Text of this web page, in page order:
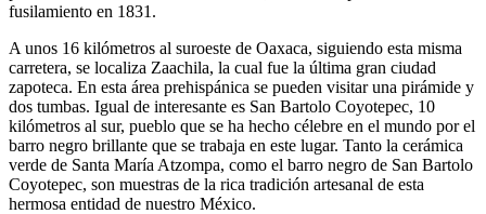
fusilamiento en 1831.
A unos 16 kilómetros al suroeste de Oaxaca, siguiendo esta misma
carretera, se localiza Zaachila, la cual fue la última gran ciudad
zapoteca. En esta área prehispánica se pueden visitar una pirámide y
dos tumbas. Igual de interesante es San Bartolo Coyotepec, 10
kilómetros al sur, pueblo que se ha hecho célebre en el mundo por el
barro negro brillante que se trabaja en este lugar. Tanto la cerámica
verde de Santa María Atzompa, como el barro negro de San Bartolo
Coyotepec, son muestras de la rica tradición artesanal de esta
hermosa entidad de nuestro México.